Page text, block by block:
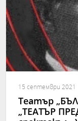
15 септември 2021
Театър
„ТЕАТЪР